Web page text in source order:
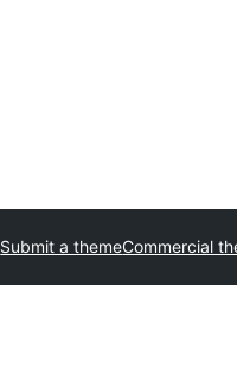
Submit a themeCommercial